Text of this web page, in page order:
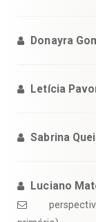
Donayra
Letícia
Sabrina
Luciano